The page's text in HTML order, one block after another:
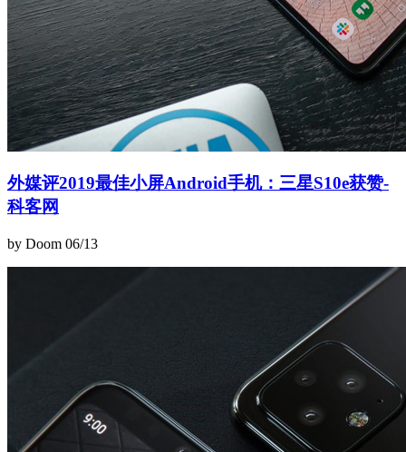
外媒评2019最佳小屏Android手机：三星S10e获赞-
科客网
by Doom 06/13